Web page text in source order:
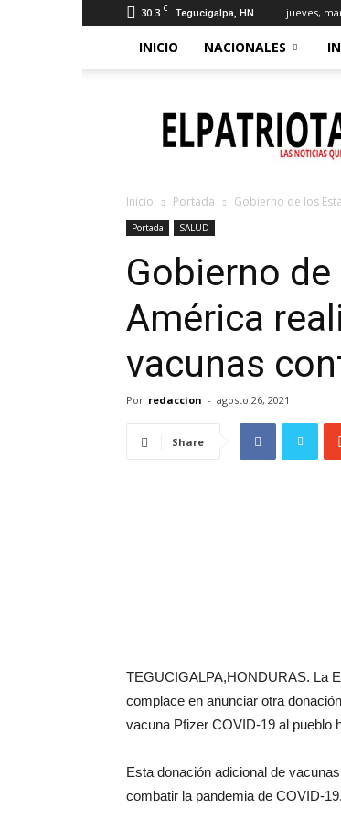
30.3 C Tegucigalpa, HN jueves,
INICIO NACIONALES
Patriota
Inicio Portada Gobierno de los
Portada SALUD
Gobierno
América
vacunas
Por redaccion - agosto 26, 2021
Share
TEGUCIGALPA,HONDURAS. La
complace en anunciar otra
vacuna Pfizer COVID-19 al pueblo
Esta donación adicional de
combatir la pandemia de COVID-19.